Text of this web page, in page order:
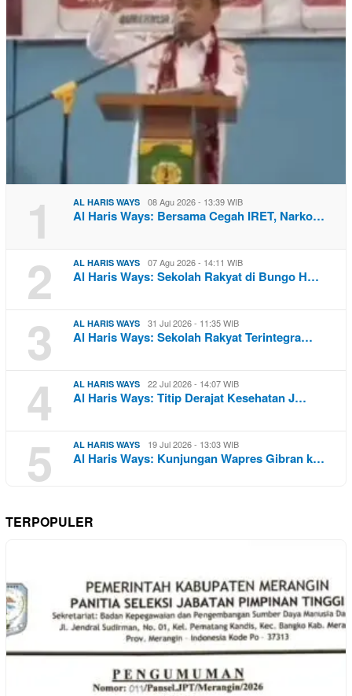
1 AL HARIS WAYS 08 Agu 2026 - 13:39 WIB
Al Haris Ways: Bersama Cegah IRET, Narko…
2 AL HARIS WAYS 07 Agu 2026 - 14:11 WIB
Al Haris Ways: Sekolah Rakyat di Bungo H…
3 AL HARIS WAYS 31 Jul 2026 - 11:35 WIB
Al Haris Ways: Sekolah Rakyat Terintegra…
4 AL HARIS WAYS 22 Jul 2026 - 14:07 WIB
Al Haris Ways: Titip Derajat Kesehatan J…
5 AL HARIS WAYS 19 Jul 2026 - 13:03 WIB
Al Haris Ways: Kunjungan Wapres Gibran k…
TERPOPULER